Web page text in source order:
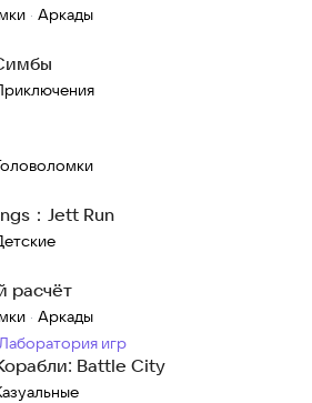
· Аркады
：Jett Run
расчёт
· Аркады
:
лаборатория игр
Battle City